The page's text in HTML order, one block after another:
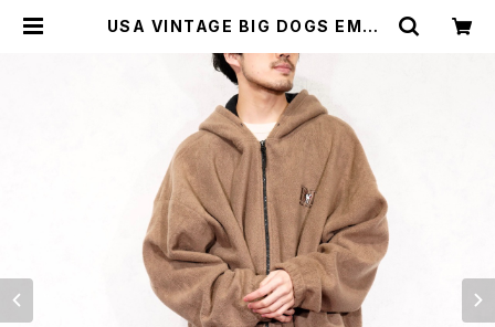
USA VINTAGE BIG DOGS EMBR
P HOODIE/アメリカ古着ビッグドッ
グス刺繍デザインジップアップフリー
スフーディ(パーカー) | Titti Vinta
ge